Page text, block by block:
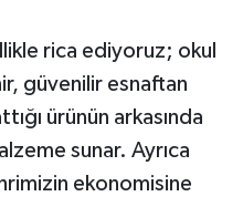
rica ediyoruz; okul
güvenilir esnaftan
ürünün arkasında
sunar. Ayrıca
ekonomisine